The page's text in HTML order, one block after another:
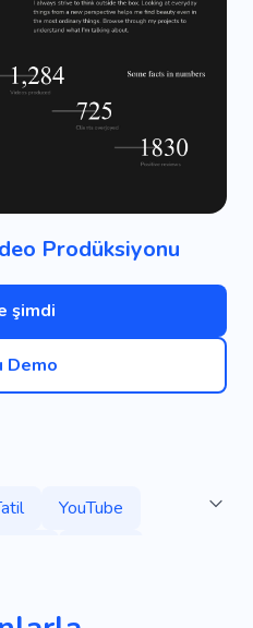
Prodüksiyonu
şimdi
Demo
YouTube